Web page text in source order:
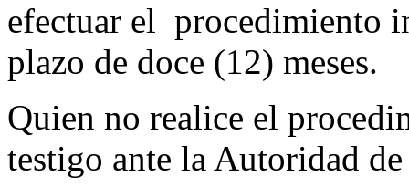
efectuar el procedimiento
plazo de doce (12) meses.
Quien no realice el
testigo ante la Autoridad